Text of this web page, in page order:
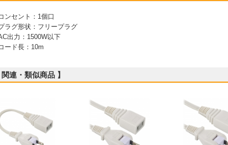
ンセント：1個口
ラグ形状：フリープラグ
出力：1500W以下
ード長：10m
関連・類似商品 】